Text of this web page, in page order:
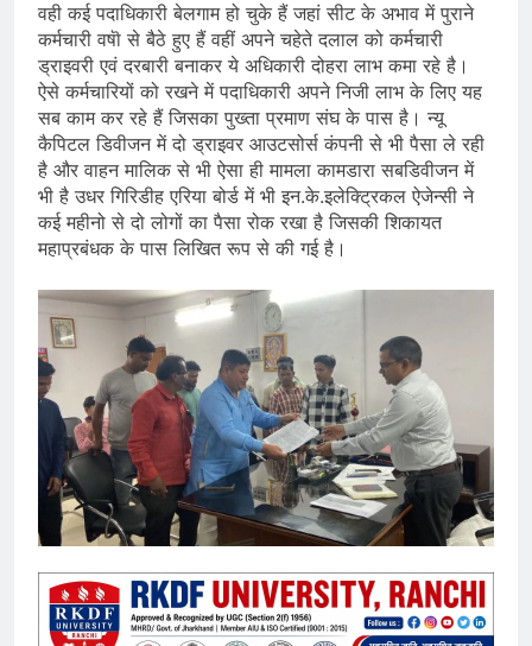
वही कई पदाधिकारी बेलगाम हो चुके हैं जहां सीट के अभाव में पुराने
कर्मचारी वषाॆ से बैठे हुए हैं वहीं अपने चहेते दलाल को कर्मचारी
ड्राइवरी एवं दरबारी बनाकर ये अधिकारी दोहरा लाभ कमा रहे है।
ऐसे कर्मचारियों को रखने में पदाधिकारी अपने निजी लाभ के लिए यह
सब काम कर रहे हैं जिसका पुख्ता प्रमाण संघ के पास है। न्यू
कैपिटल डिवीजन में दो ड्राइवर आउटसोर्स कंपनी से भी पैसा ले रही
है और वाहन मालिक से भी ऐसा ही मामला कामडारा सबडिवीजन में
भी है उधर गिरिडीह एरिया बोर्ड में भी इन.के.इलेक्ट्रिकल ऐजेन्सी ने
कई महीनो से दो लोगों का पैसा रोक रखा है जिसकी शिकायत
महाप्रबंधक के पास लिखित रूप से की गई है।